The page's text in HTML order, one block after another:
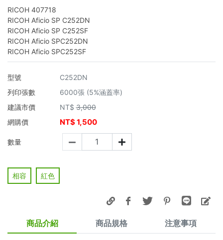
RICOH 407718
RICOH Aficio SP C252DN
RICOH Aficio SP C252SF
RICOH Aficio SPC252DN
RICOH Aficio SPC252SF
型號
C252DN
列印張數
6000張 (5%涵蓋率)
建議市價
NT$ 3,000
網購價
NT$1,500
數量
相容 紅色
商品介紹 商品規格 注意事項